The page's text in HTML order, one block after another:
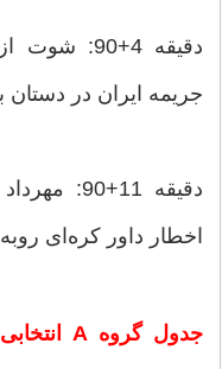
دقیقه
جریمه ایران در دستان
دقیقه
اخطار داور کره‌ای